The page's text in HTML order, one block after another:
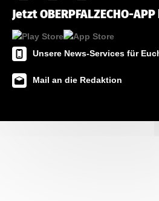
Jetzt OBERPFALZECHO-
Unsere News-Services für
Mail an die Redaktion